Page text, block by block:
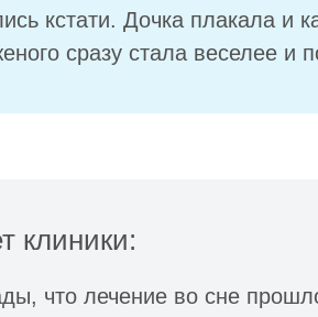
кстати. Дочка плакала и
сразу стала веселее и
клиники:
что лечение во сне